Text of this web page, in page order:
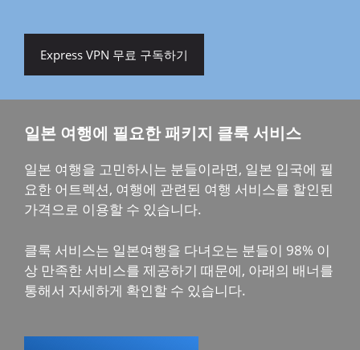
Express VPN 무료 구독하기
일본 여행에 필요한 패키지 클룩 서비스
일본 여행을 고민하시는 분들이라면, 일본 입국에 필
요한 어트렉션, 여행에 관련된 여행 서비스를 할인된
가격으로 이용할 수 있습니다.
클룩 서비스는 일본여행을 다녀오는 분들이 98% 이
상 만족한 서비스를 제공하기 때문에, 아래의 배너를
통해서 자세하게 확인할 수 있습니다.